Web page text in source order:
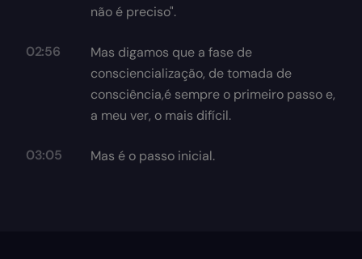
não é preciso".
02:56
Mas digamos que a fase de
consciencialização, de tomada de
consciência,é sempre o primeiro passo e,
a meu ver, o mais difícil.
03:05 Mas é o passo inicial.